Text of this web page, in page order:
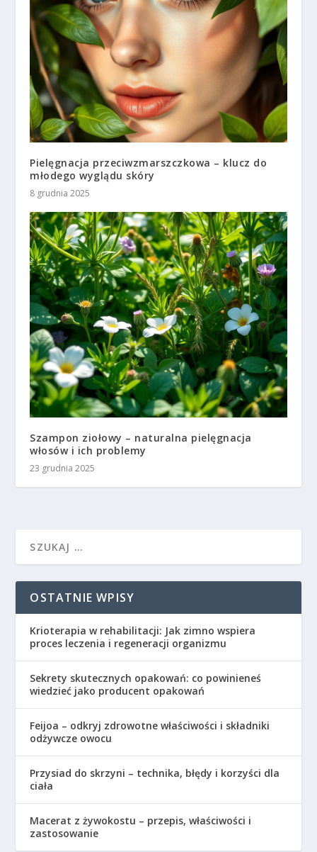
Pielęgnacja przeciwzmarszczkowa – klucz do
młodego wyglądu skóry
8 grudnia 2025
Szampon ziołowy – naturalna pielęgnacja
włosów i ich problemy
23 grudnia 2025
OSTATNIE WPISY
Krioterapia w rehabilitacji: Jak zimno wspiera
proces leczenia i regeneracji organizmu
Sekrety skutecznych opakowań: co powinieneś
wiedzieć jako producent opakowań
Feijoa – odkryj zdrowotne właściwości i składniki
odżywcze owocu
Przysiad do skrzyni – technika, błędy i korzyści dla
ciała
Macerat z żywokostu – przepis, właściwości i
zastosowanie